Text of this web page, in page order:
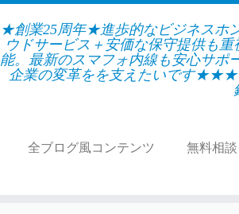
★創業25周年★進歩的なビジネスホ
ウドサービス＋安価な保守提供も
能。最新のスマフォ内線も安心サポ
企業の変革をを支えたいです
全ブログ風コンテンツ 無料相談